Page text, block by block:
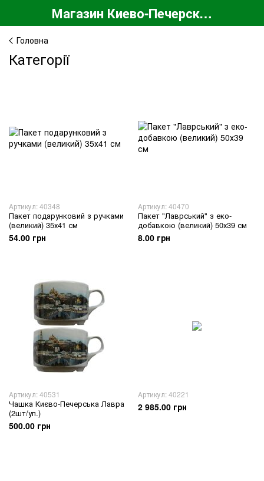
Магазин Киево-Печерской Лавры
Головна
Категорії
Артикул: 40348
Пакет подарунковий з ручками
(великий) 35х41 см
54.00 грн
Артикул: 40470
Пакет "Лаврський" з еко-
добавкою (великий) 50х39 см
8.00 грн
Артикул: 40531
Чашка Києво-Печерська Лавра
(2шт/уп.)
500.00 грн
Артикул: 40221
2 985.00 грн